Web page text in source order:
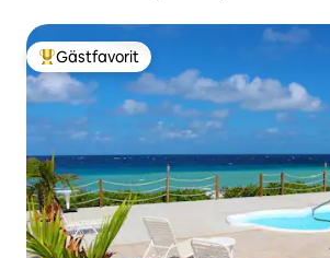
Populär gästfavorit
Gästfavorit